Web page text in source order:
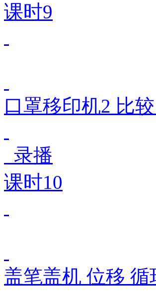
课时9
口罩移印机2 比
录播
课时10
盖笔盖机 位移 循